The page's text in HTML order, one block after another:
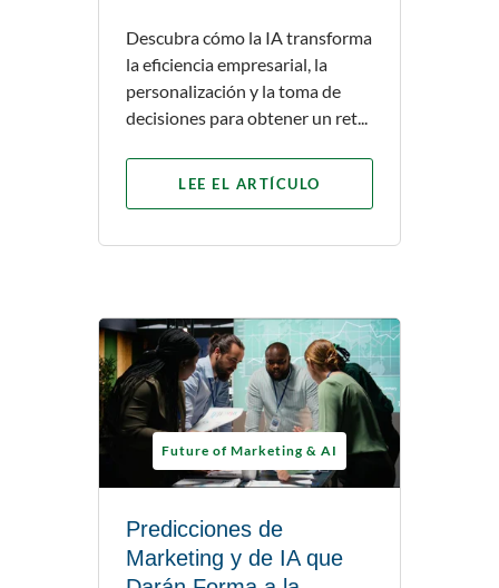
Descubra cómo la IA transforma
la eficiencia empresarial, la
personalización y la toma de
decisiones para obtener un ret...
LEE EL ARTÍCULO
Future of Marketing & AI
Predicciones de
Marketing y de IA que